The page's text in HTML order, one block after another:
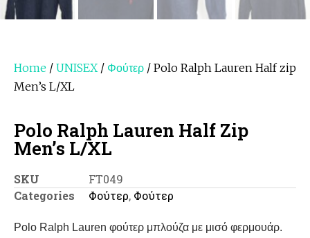
Home / UNISEX/ Φούτερ / Polo Ralph Lauren Half zip
Men’s L/XL
Polo Ralph Lauren Half Zip
Men’s L/XL
SKU
FT049
Categories
Φούτερ, Φούτερ
Polo Ralph Lauren φούτερ μπλούζα με μισό φερμουάρ.